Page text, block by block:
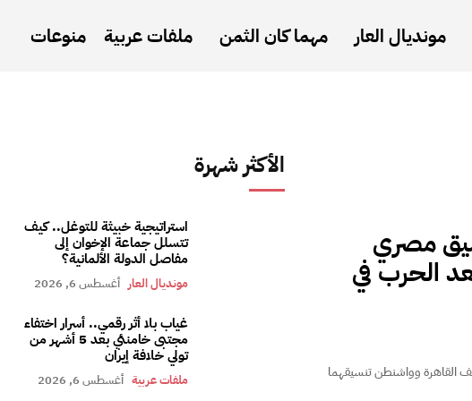
مونديال العار مهما كان الثمن ملفات عربية منوعات
الأكثر شهرة
استراتيجية خبيثة للتوغل.. كيف
تتسلل جماعة الإخوان إلى
مفاصل الدولة الألمانية؟
مونديال العار أغسطس 6, 2026
غياب بلا أثر رقمي.. أسرار اختفاء
مجتبى خامنئي بعد 5 أشهر من
تولي خلافة إيران
ملفات عربية أغسطس 6, 2026
مصري
الحرب في
القاهرة وواشنطن تنسيقهما